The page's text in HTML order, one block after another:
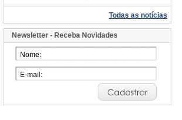
Blumenau realiza a 4ª edição do
Seminário do Paradesporto neste
sábado, dia 8
Evento com vagas limitadas reunirá profissionais
da saúde, educação e comunidade para debater
o avanço das modalidades paralímpicas
11:08
Oktoberfest Blumenau: inscrições para
o Festival de Danças Germânicas
seguem abertas
Os interessados devem se inscrever até o dia 18
10:25
Procon de Blumenau orienta
consumidores sobre as compras do Dia
Todas as notícias
Newsletter - Receba Novidades